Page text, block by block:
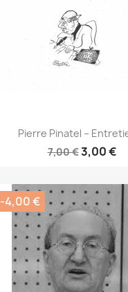
Pierre Pinatel –
7,00 €3,00 €
-4,00 €